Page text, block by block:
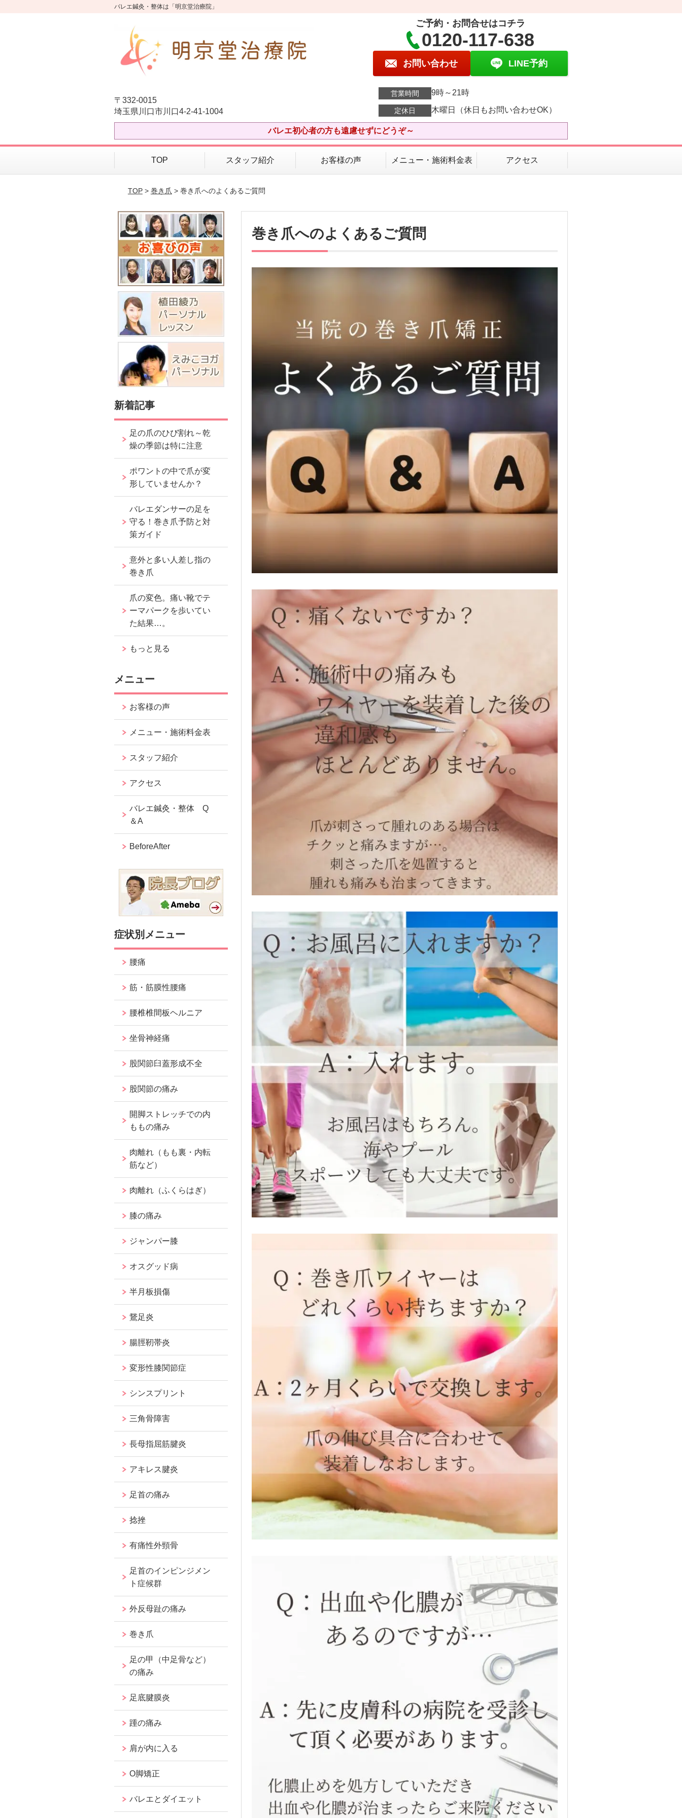
バレエ鍼灸・整体は「明京堂治療院」
〒332-0015
埼玉県川口市川口4-2-41-1004
ご予約・お問合せはコチラ
0120-117-638
お問い合わせ LINE予約
営業時間 9時～21時
定休日 木曜日（休日もお問い合わせOK）
バレエ初心者の方も遠慮せずにどうぞ～
TOP スタッフ紹介 お客様の声 メニュー・施術料金表 アクセス
TOP> 巻き爪 > 巻き爪へのよくあるご質問
巻き爪へのよくあるご質問
新着記事
足の爪のひび割れ～乾
燥の季節は特に注意
ポワントの中で爪が変
形していませんか？
バレエダンサーの足を
守る！巻き爪予防と対
策ガイド
意外と多い人差し指の
巻き爪
爪の変色。痛い靴でテ
ーマパークを歩いてい
た結果…。
もっと見る
メニュー
お客様の声
メニュー・施術料金表
スタッフ紹介
アクセス
バレエ鍼灸・整体 Q
＆A
BeforeAfter
症状別メニュー
腰痛
筋・筋膜性腰痛
腰椎椎間板ヘルニア
坐骨神経痛
股関節臼蓋形成不全
股関節の痛み
開脚ストレッチでの内
ももの痛み
肉離れ（もも裏・内転
筋など）
肉離れ（ふくらはぎ）
膝の痛み
ジャンパー膝
オスグッド病
半月板損傷
鵞足炎
腸脛靭帯炎
変形性膝関節症
シンスプリント
三角骨障害
長母指屈筋腱炎
アキレス腱炎
足首の痛み
捻挫
有痛性外頸骨
足首のインピンジメン
ト症候群
外反母趾の痛み
巻き爪
足の甲（中足骨など）
の痛み
足底腱膜炎
踵の痛み
肩が内に入る
O脚矯正
バレエとダイエット